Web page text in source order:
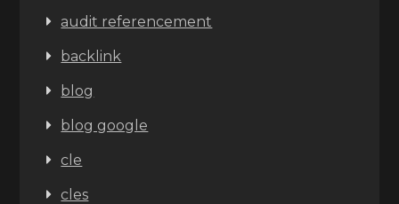
audit referencement
backlink
blog
blog google
cle
cles